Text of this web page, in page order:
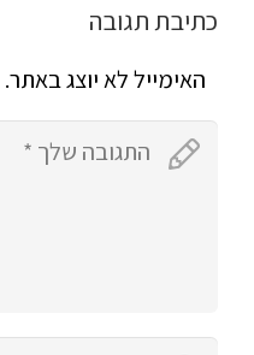
כתיבת תגובה
האימייל לא יוצג באתר.